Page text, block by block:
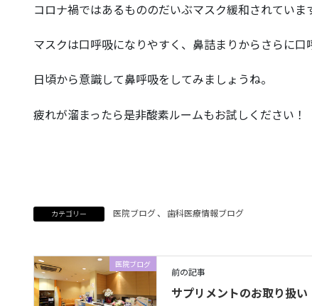
コロナ禍ではあるもののだいぶマスク緩和されていま
マスクは口呼吸になりやすく、鼻詰まりからさらに口
日頃から意識して鼻呼吸をしてみましょうね。
疲れが溜まったら是非酸素ルームもお試しください！
カテゴリー 医院ブログ、 歯科医療情報ブログ
医院ブログ
前の記事
サプリメントのお取り扱い